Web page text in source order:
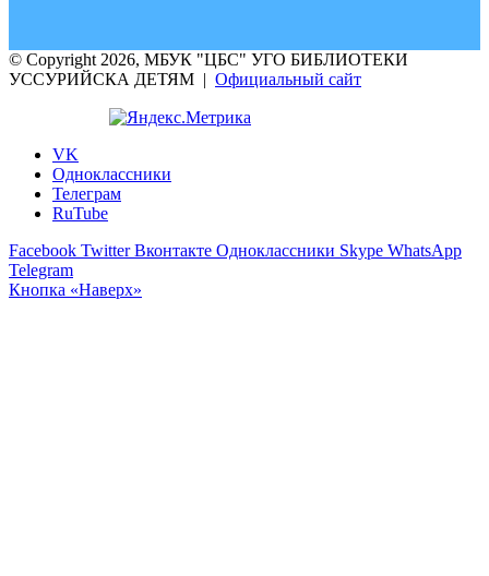
© Copyright 2026, МБУК "ЦБС" УГО БИБЛИОТЕКИ
УССУРИЙСКА ДЕТЯМ | Официальный сайт
VK
Одноклассники
Телеграм
RuTube
Facebook Twitter Вконтакте Одноклассники Skype WhatsApp
Telegram
Кнопка «Наверх»